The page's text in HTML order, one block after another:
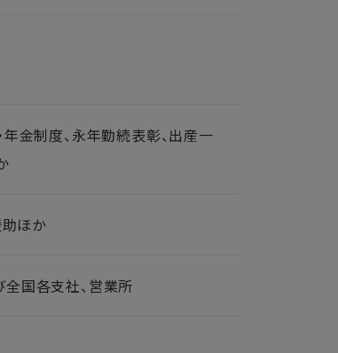
年金制度、永年勤続表彰、出産一
ほか
国各支社、営業所